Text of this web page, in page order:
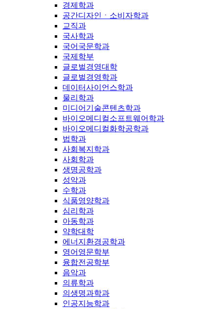
경제학과
공간디자인ㆍ소비자학과
교직과
국사학과
국어국문학과
국제학부
글로벌경영대학
글로벌경영학과
데이터사이언스학과
물리학과
미디어기술콘텐츠학과
바이오메디컬소프트웨어학과
바이오메디컬화학공학과
법학과
사회복지학과
사회학과
생명공학과
성악과
수학과
식품영양학과
심리학과
아동학과
약학대학
에너지환경공학과
영어영문학부
융합전공학부
음악과
의류학과
의생명과학과
인공지능학과